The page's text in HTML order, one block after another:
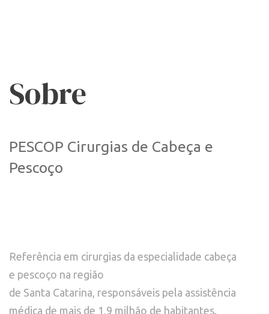
Sobre
PESCOP Cirurgias de Cabeça e
Pescoço
Referência em cirurgias da especialidade cabeça
e pescoço na região
de Santa Catarina, responsáveis pela assistência
médica de mais de 1,9 milhão de habitantes.